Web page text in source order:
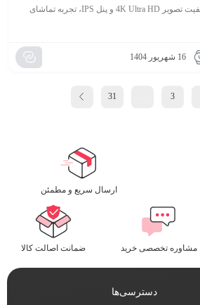
می‌شوند. این تلویزیون‌ها با کیفیت تصویر 4K Ultra HD و پنل IPS، تجربه تماشای
16 شهریور 1404
3
31
ارسال سریع و مطمئن​
مشاوره تخصصی خرید ضمانت اصالت کالا
دسترسی‌ها